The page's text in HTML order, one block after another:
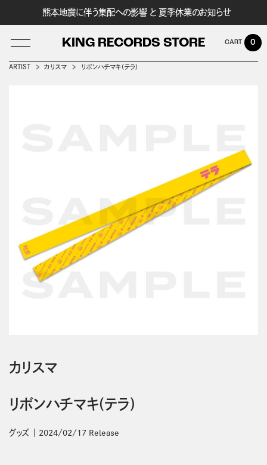
熊本地震に伴う集配への影響 と 夏季休業のお知らせ
KING RECORDS STORE 0
ARTIST カリスマ リボンハチマキ(テラ)
カリスマ
リボンハチマキ(テラ)
グッズ 2024/02/17 Release